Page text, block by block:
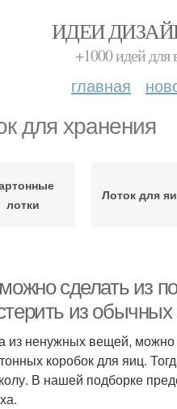
ИДЕИ
+1000 идей для
главная
для хранения
лотки
Лоток для
сделать из
из обычных
из ненужных вещей, можно
коробок для яиц.
В нашей подборке